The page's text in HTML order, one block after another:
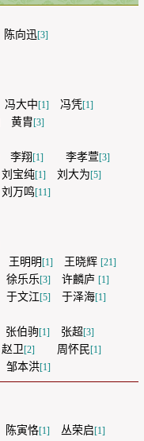
陈向迅[3]
冯大中[1] 冯凭[1]
黄胄[3]
李翔 [1] 李孝萱[3]
刘宝纯[1] 刘大为[5]
刘万鸣[11]
王明明 [1] 王晓辉 [21]
徐乐乐[3] 许麟庐 [1]
于文江[5] 于泽海[1]
张伯驹[1] 张超[3]
赵卫[2] 周怀民[1]
邹本洪[1]
陈寅恪[1] 丛荣启[1]